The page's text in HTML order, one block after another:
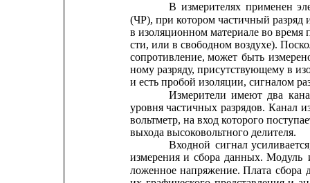
В измерителях применен
(ЧР), при котором частичный разряд
в изоляционном материале во время
сти, или в свободном воздухе).
сопротивление, может быть
ному разряду, присутствующему в
и есть пробой изоляции, сигналом
Измерители имеют два
уровня частичных разрядов. Канал
вольтметр, на вход которого
выхода высоковольтного делителя.
Входной сигнал
измерения и сбора данных. Модуль
ложенное напряжение. Плата сбора